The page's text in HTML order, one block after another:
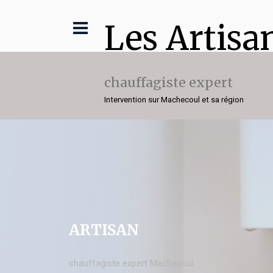
Les
chauffagiste expert
Intervention sur Machecoul et sa région
ARTISAN
chauffagiste expert Machecoul